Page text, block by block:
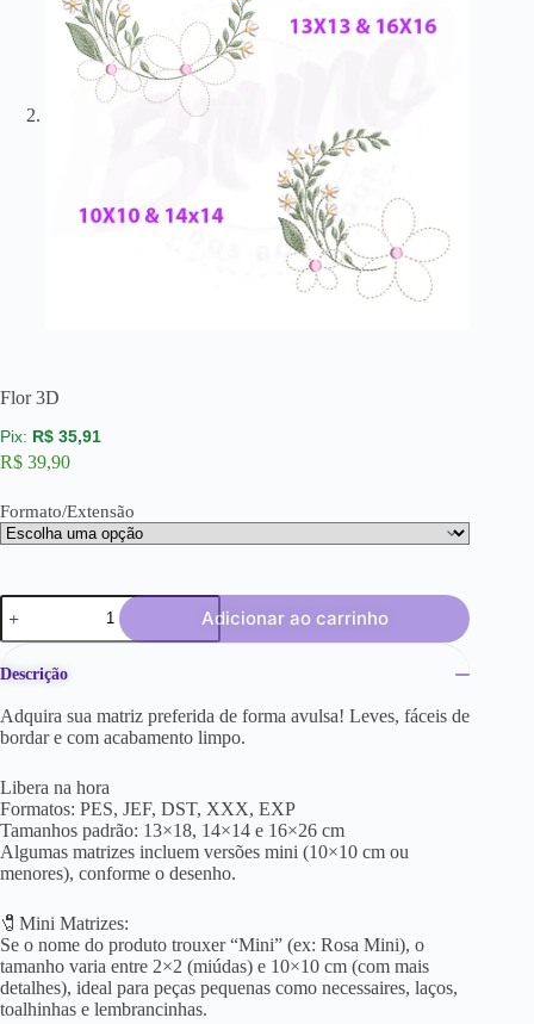
Flor 3D
R$ 35,91
R$ 39,90
Formato/Extensão
Adicionar ao carrinho
Descrição
Adquira sua matriz preferida de forma avulsa! Leves, fáceis de
bordar e com acabamento limpo.
Libera na hora
Formatos: PES, JEF, DST, XXX, EXP
Tamanhos padrão: 13×18, 14×14 e 16×26 cm
Algumas matrizes incluem versões mini (10×10 cm ou
menores), conforme o desenho.
🧷Mini Matrizes:
Se o nome do produto trouxer “Mini” (ex: Rosa Mini), o
tamanho varia entre 2×2 (miúdas) e 10×10 cm (com mais
detalhes), ideal para peças pequenas como necessaires, laços,
toalhinhas e lembrancinhas.